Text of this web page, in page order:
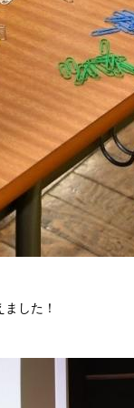
した！